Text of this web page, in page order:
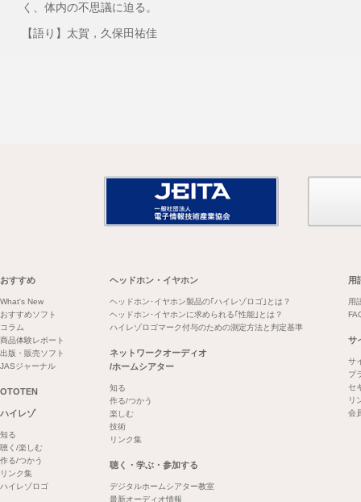
く、体内の不思議に迫る。
【語り】太賀，久保田祐佳
おすすめ
What's New
おすすめソフト
コラム
商品体験レポート
出版・販売ソフト
JASジャーナル
OTOTEN
ハイレゾ
知る
聴く/楽しむ
作る/つかう
リンク集
ハイレゾロゴ
ヘッドホン・イヤホン
ヘッドホン･イヤホン製品の｢ハイレゾロゴ｣とは？
ヘッドホン･イヤホンに求められる｢性能｣とは？
ハイレゾロゴマーク付与のための測定方法と判定基準
ネットワークオーディオ
/ホームシアター
知る
作る/つかう
楽しむ
技術
リンク集
聴く・学ぶ・参加する
デジタルホームシアター教室
最新オーディオ情報
用
用
サ
サ
プ
セ
リ
会